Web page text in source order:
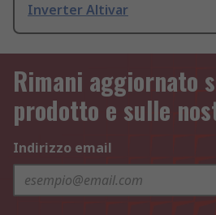
Inverter Altivar
Rimani aggiornato
prodotto e sulle
Indirizzo email